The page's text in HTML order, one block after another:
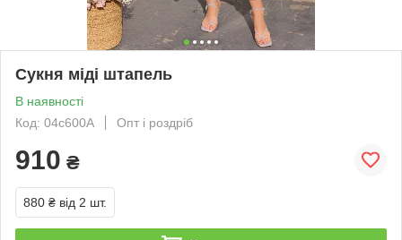
Сукня міді штапель
В наявності
Код: 04с600А
Опт і роздріб
910 ₴
880 ₴ від 2 шт.